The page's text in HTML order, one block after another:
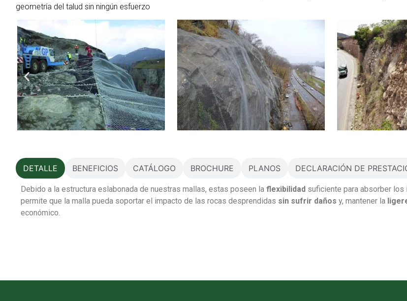
geometría del talud sin ningún esfuerzo
DETALLE BENEFICIOS CATÁLOGO BROCHURE PLANOS DECLARACIÓN DE
Debido a la estructura eslabonada de nuestras mallas, estas poseen la flexibilidad suficiente para absorber
permite que la malla pueda soportar el impacto de las rocas desprendidas sin sufrir daños y, mantener la
económico.